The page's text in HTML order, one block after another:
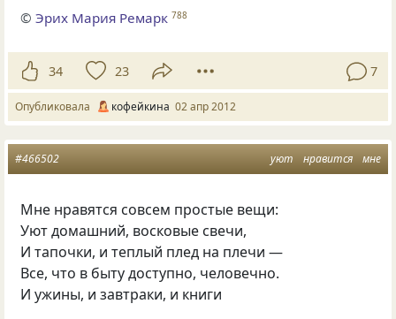
©Эрих Мария Ремарк 788
34 23 7
Опубликовала кофейкина 02 апр 2012
уют нравится мне
#466502
Мне нравятся совсем простые вещи:
Уют домашний, восковые свечи,
И тапочки, и теплый плед на плечи —
Все, что в быту доступно, человечно.
И ужины, и завтраки, и книги